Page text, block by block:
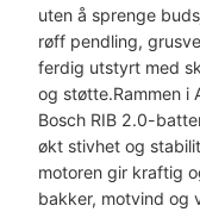
uten å sprenge
røff pendling,
ferdig utstyrt med
og støtte.Rammen i
Bosch RIB 2.0-
økt stivhet og
motoren gir kraftig
bakker, motvind og